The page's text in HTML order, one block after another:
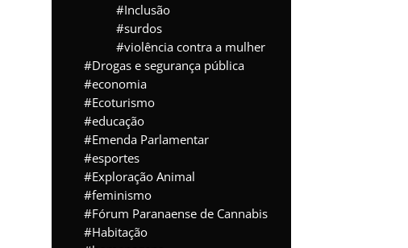
Inclusão
surdos
violência contra a mulher
Drogas e segurança pública
economia
Ecoturismo
educação
Emenda Parlamentar
esportes
Exploração Animal
feminismo
Fórum Paranaense de Cannabis
Habitação